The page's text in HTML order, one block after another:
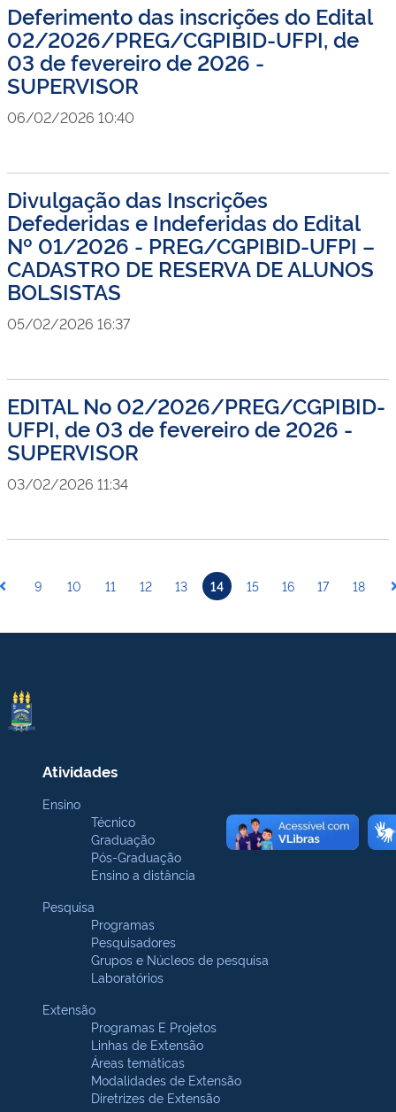
Deferimento das inscrições do Edital
02/2026/PREG/CGPIBID-UFPI, de
03 de fevereiro de 2026 -
SUPERVISOR
06/02/2026 10:40
Divulgação das Inscrições
Defederidas e Indeferidas do Edital
Nº 01/2026 - PREG/CGPIBID-UFPI –
CADASTRO DE RESERVA DE ALUNOS
BOLSISTAS
05/02/2026 16:37
EDITAL No 02/2026/PREG/CGPIBID-
UFPI, de 03 de fevereiro de 2026 -
SUPERVISOR
03/02/2026 11:34
9 10 11 12 13 14 15 16 17 18
Atividades
Ensino
Técnico
Graduação
Pós-Graduação
Ensino a distância
Pesquisa
Programas
Pesquisadores
Grupos e Núcleos de pesquisa
Laboratórios
Extensão
Programas E Projetos
Linhas de Extensão
Áreas temáticas
Modalidades de Extensão
Diretrizes de Extensão